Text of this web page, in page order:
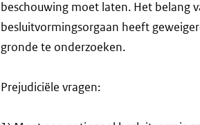
beschouwing moet laten. Het belang
besluitvormingsorgaan heeft
gronde te onderzoeken.
Prejudiciële vragen: